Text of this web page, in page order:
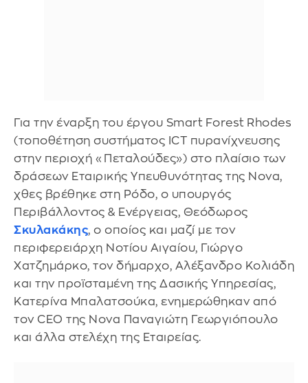
Για την έναρξη του έργου Smart Forest Rhodes
(τοποθέτηση συστήματος ICT πυρανίχνευσης
στην περιοχή «Πεταλούδες») στο πλαίσιο των
δράσεων Εταιρικής Υπευθυνότητας της Nova,
χθες βρέθηκε στη Ρόδο, ο υπουργός
Περιβάλλοντος & Ενέργειας, Θεόδωρος
Σκυλακάκης, ο οποίος και μαζί με τον
περιφερειάρχη Νοτίου Αιγαίου, Γιώργο
Χατζημάρκο, τον δήμαρχο, Αλέξανδρο Κολιάδη
και την προϊσταμένη της Δασικής Υπηρεσίας,
Κατερίνα Μπαλατσούκα, ενημερώθηκαν από
τον CEO της Nova Παναγιώτη Γεωργιόπουλο
και άλλα στελέχη της Εταιρείας.